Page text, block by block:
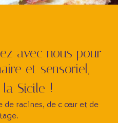
avec nous pour
et sensoriel,
Sicile !
de racines, de cœur et de